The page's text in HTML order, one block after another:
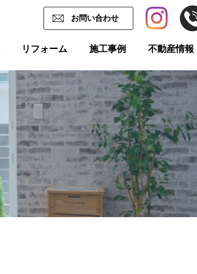
リフォーム 施工事例 不動産情報
お問い合わせ